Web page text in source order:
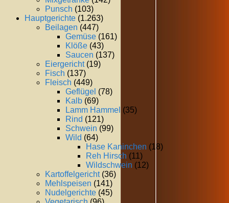
Punsch (103)
Hauptgerichte (1.263)
Beilagen (447)
Gemüse (161)
Klöße (43)
Saucen (137)
Eiergericht(19)
Fisch (137)
Fleisch (449)
Geflügel (78)
Kalb (69)
Lamm Hammel (35)
Rind (121)
Schwein (99)
Wild (64)
Hase Kaninchen (18)
Reh Hirsch (11)
Wildschwein (12)
Kartoffelgericht(36)
Mehlspeisen (141)
Nudelgerichte (45)